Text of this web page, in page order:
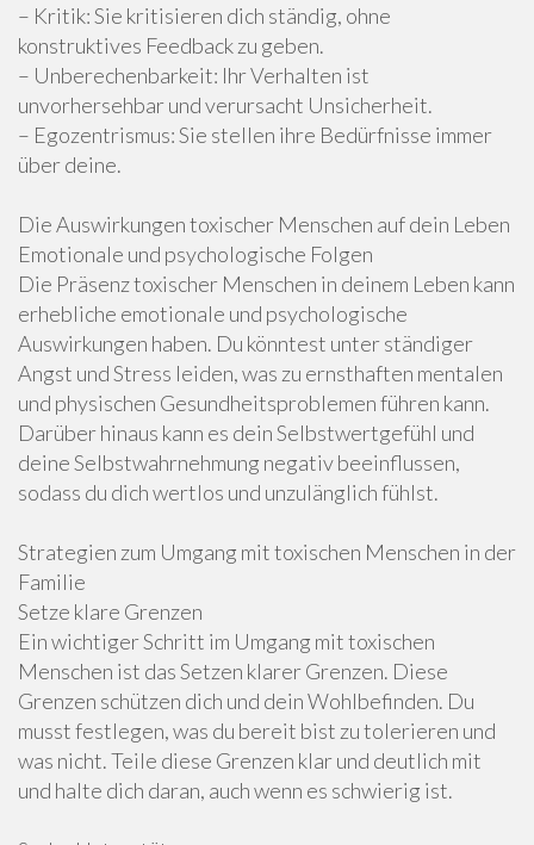
– Kritik: Sie kritisieren dich ständig, ohne
konstruktives Feedback zu geben.
– Unberechenbarkeit: Ihr Verhalten ist
unvorhersehbar und verursacht Unsicherheit.
– Egozentrismus: Sie stellen ihre Bedürfnisse immer
über deine.
Die Auswirkungen toxischer Menschen auf dein Leben
Emotionale und psychologische Folgen
Die Präsenz toxischer Menschen in deinem Leben kann
erhebliche emotionale und psychologische
Auswirkungen haben. Du könntest unter ständiger
Angst und Stress leiden, was zu ernsthaften mentalen
und physischen Gesundheitsproblemen führen kann.
Darüber hinaus kann es dein Selbstwertgefühl und
deine Selbstwahrnehmung negativ beeinflussen,
sodass du dich wertlos und unzulänglich fühlst.
Strategien zum Umgang mit toxischen Menschen in der
Familie
Setze klare Grenzen
Ein wichtiger Schritt im Umgang mit toxischen
Menschen ist das Setzen klarer Grenzen. Diese
Grenzen schützen dich und dein Wohlbefinden. Du
musst festlegen, was du bereit bist zu tolerieren und
was nicht. Teile diese Grenzen klar und deutlich mit
und halte dich daran, auch wenn es schwierig ist.